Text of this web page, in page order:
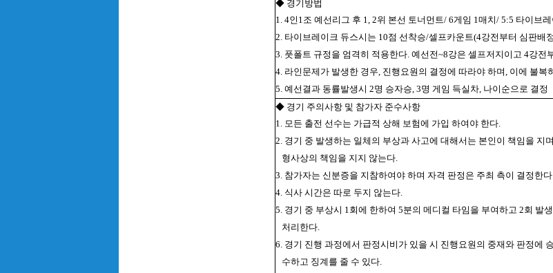
◆ 경기방법
1. 4인1조 예선리그 후 1, 2위 본선 토너먼트/ 6게임 1매치/ 5:5 타이브
2. 타이브레이크 듀스시는 10점 선착승/셀프카운트(4강전부터 심판배
3. 풋폴트 규정을 엄격히 적용한다. 예선전~8강은 셀프저지이고 4강전
4. 라인문제가 발생한 경우, 진행요원의 결정에 따라야 하며, 이에 불복
5. 예선결과 동률발생시 2명 승자승, 3명 게임 득실차, 나이순으로 결정
◆ 경기 주의사항 및 참가자 준수사항
1. 모든 출전 선수는 가급적 상해 보험에 가입 하여야 한다.
2. 경기 중 발생하는 일체의 부상과 사고에 대해서는 본인이 책임을 지
형사상의 책임을 지지 않는다.
3. 참가자는 신분증을 지참하여야 하며 자격 판정은 주최 측이 결정한
4. 식사 시간은 따로 두지 않는다.
5. 경기 중 부상시 1회에 한하여 5분의 메디컬 타임을 부여하고 2회 발
처리한다.
6. 경기 진행 과정에서 판정시비가 있을 시 진행요원의 중재와 판정에
수하고 징계를 줄 수 있다.